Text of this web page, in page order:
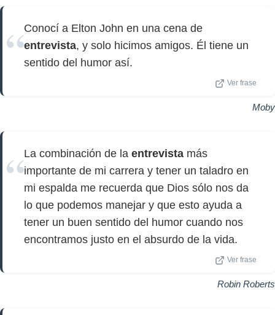
Conocí a Elton John en una cena de
entrevista, y solo hicimos amigos. Él tiene un
sentido del humor así.
Ver frase
Moby
La combinación de la entrevista más
importante de mi carrera y tener un taladro en
mi espalda me recuerda que Dios sólo nos da
lo que podemos manejar y que esto ayuda a
tener un buen sentido del humor cuando nos
encontramos justo en el absurdo de la vida.
Ver frase
Robin Roberts